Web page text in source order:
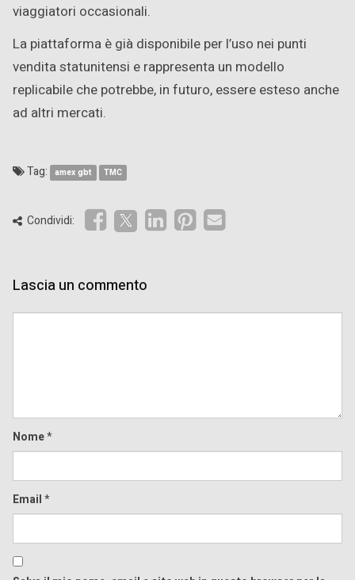
viaggiatori occasionali.
La piattaforma è già disponibile per l’uso nei punti
vendita statunitensi e rappresenta un modello
replicabile che potrebbe, in futuro, essere esteso anche
ad altri mercati.
Tag: amex gbt TMC
Condividi:
Lascia un commento
Nome*
Email*